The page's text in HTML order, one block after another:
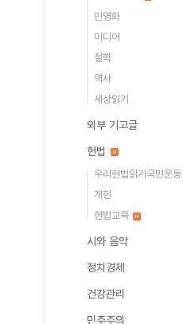
민영화
미디어
철학
역사
세상읽기
외부 기고글
헌법
우리헌법읽기국민운동
개헌
헌법교육
시와 음악
정치경제
건강관리
민주주의